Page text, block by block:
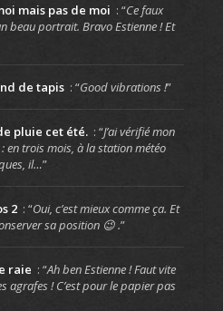
mais pas de moi : “Ce faux
beau portrait. Bravo Estienne ! Et
de tapis : “Good vibrations !”
pluie cet été. : “J’ai vérifié mon
trois mois, à la station météo
il…”
2 : “Oui, c’est mieux comme ça. Et
sa position 😉 .”
raie : “Ah ben Estienne ! Faut vite
agrafes ! C’est pour le papier pas